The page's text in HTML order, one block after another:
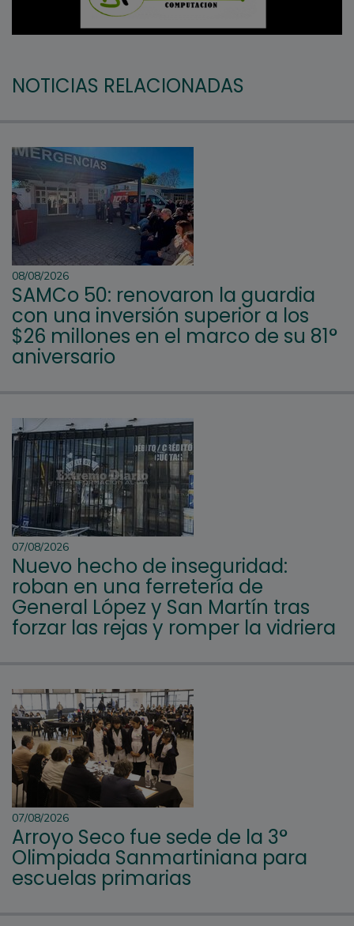
NOTICIAS RELACIONADAS
08/08/2026
SAMCo 50: renovaron la guardia
con una inversión superior a los
$26 millones en el marco de su 81°
aniversario
07/08/2026
Nuevo hecho de inseguridad:
roban en una ferretería de
General López y San Martín tras
forzar las rejas y romper la vidriera
07/08/2026
Arroyo Seco fue sede de la 3°
Olimpiada Sanmartiniana para
escuelas primarias